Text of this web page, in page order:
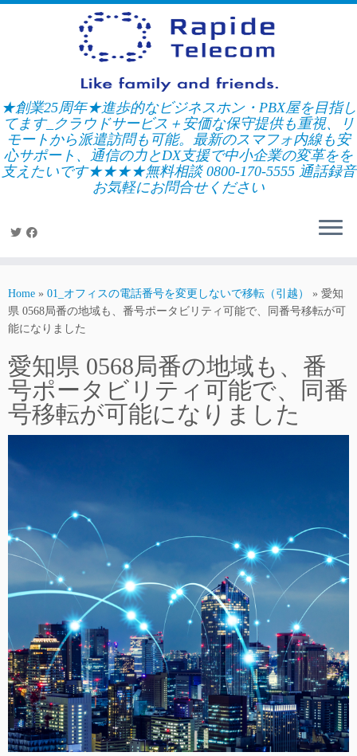
Skip
★創業25周年★進歩的なビジネスホン・PBX屋を目指し
てます_クラウドサービス＋安価な保守提供も重視、リ
モートから派遣訪問も可能。最新のスマフォ内線も安
心サポート、通信の力とDX支援で中小企業の変革をを
支えたいです★★★★無料相談 0800-170-5555 通話録音
お気軽にお問合せください
Home » 01_オフィスの電話番号を変更しないで移転（引越） » 愛知
県 0568局番の地域も、番号ポータビリティ可能で、同番号移転が可
能になりました
愛知県 0568局番の地域も、番
号ポータビリティ可能で、同番
号移転が可能になりました